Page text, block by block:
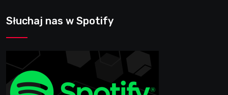
Słuchaj nas w Spotify